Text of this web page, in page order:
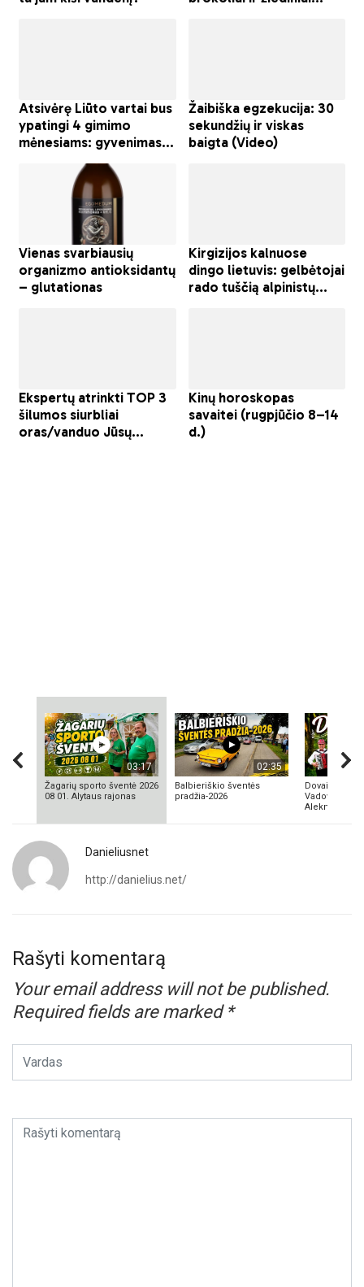
03:17
Žagarių sporto šventė 2026
08 01. Alytaus rajonas
02:35
Balbieriškio šventės
pradžia-2026
Dovainonių
Vadovas
Aleknavičius
Danieliusnet
http://danielius.net/
Rašyti komentarą
Your email address will not be published.
Required fields are marked *